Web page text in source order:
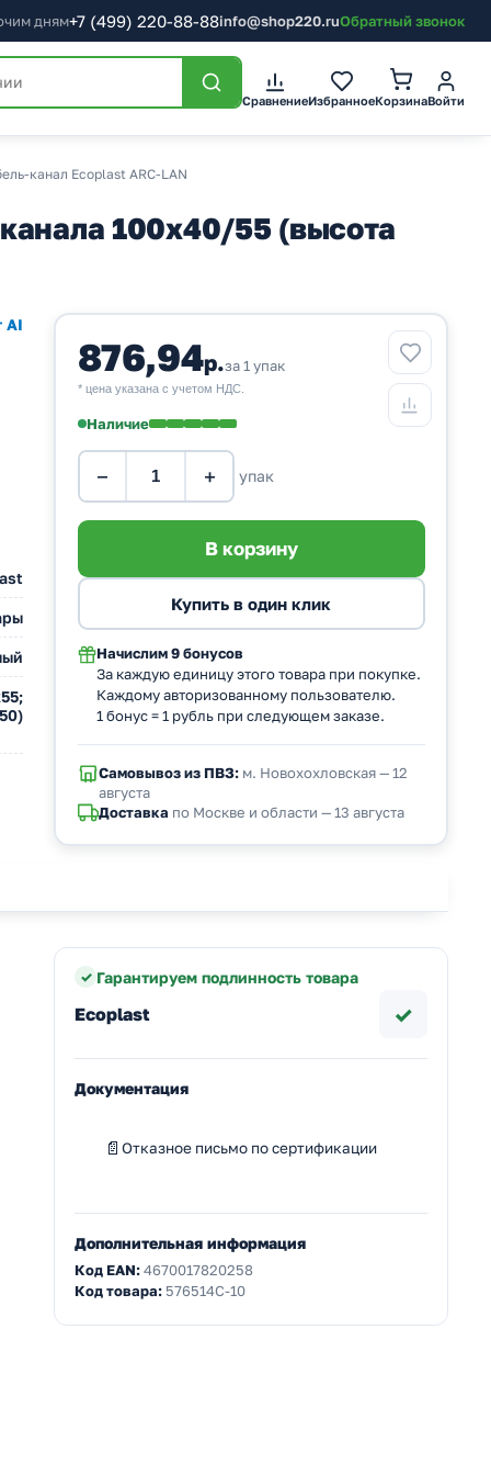
дням+7 (499) 220-88-88info@shop220.ruОбратный звонок
СравнениеИзбранноеКорзинаВойти
канал Ecoplast ARC-LAN
100х40/55 (высота
AI
876,94р.за 1 упак
* цена указана с учетом НДС.
Наличие
− + упак
Начислим 9 бонусов
За каждую единицу этого товара при покупке.
Каждому авторизованному пользователю.
1 бонус = 1 рубль при следующем заказе.
Самовывоз из ПВЗ:м. Новохохловская — 12
августа
Доставка по Москве и области — 13 августа
Гарантируем подлинность товара
Ecoplast ✓
Документация
Отказное письмо по сертификации
Дополнительная информация
Код EAN:4670017820258
Код товара: 576514C-10